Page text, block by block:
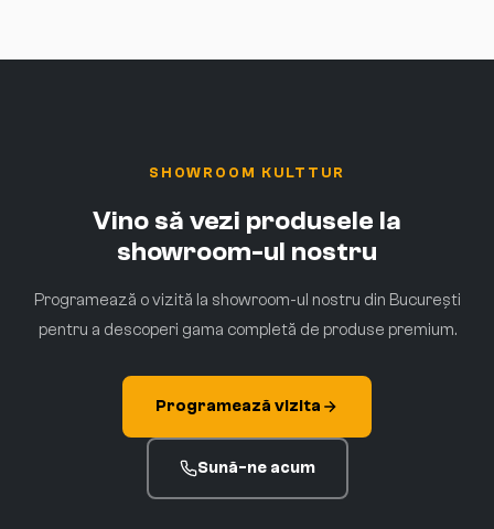
SHOWROOM KULTTUR
Vino să vezi produsele la
showroom-ul nostru
Programează o vizită la showroom-ul nostru din București
pentru a descoperi gama completă de produse premium.
Programează vizita
Sună-ne acum